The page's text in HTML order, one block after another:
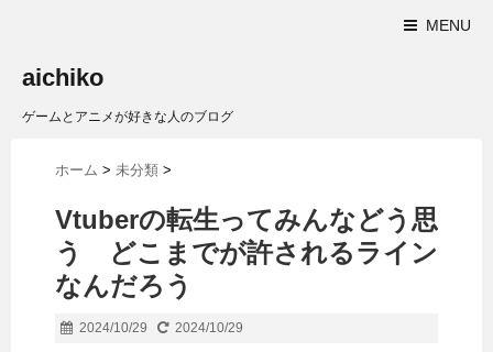
MENU
aichiko
ゲームとアニメが好きな人のブログ
ホーム > 未分類 >
Vtuberの転生ってみんなどう思
う どこまでが許されるライン
なんだろう
2024/10/29 2024/10/29